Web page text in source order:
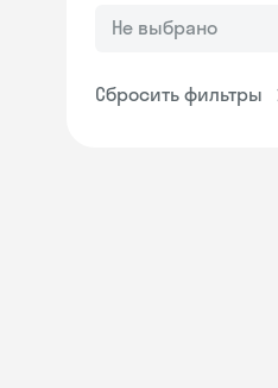
Не выбрано
Сбросить фильтры